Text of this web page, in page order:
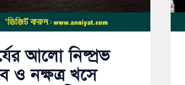
আলো নিষ্প্রভ
ও নক্ষত্র খসে
পর্যালোচনা